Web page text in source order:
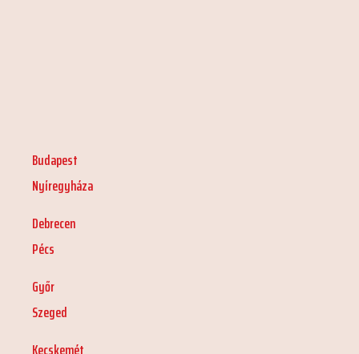
Budapest
Nyíregyháza
Debrecen
Pécs
Győr
Szeged